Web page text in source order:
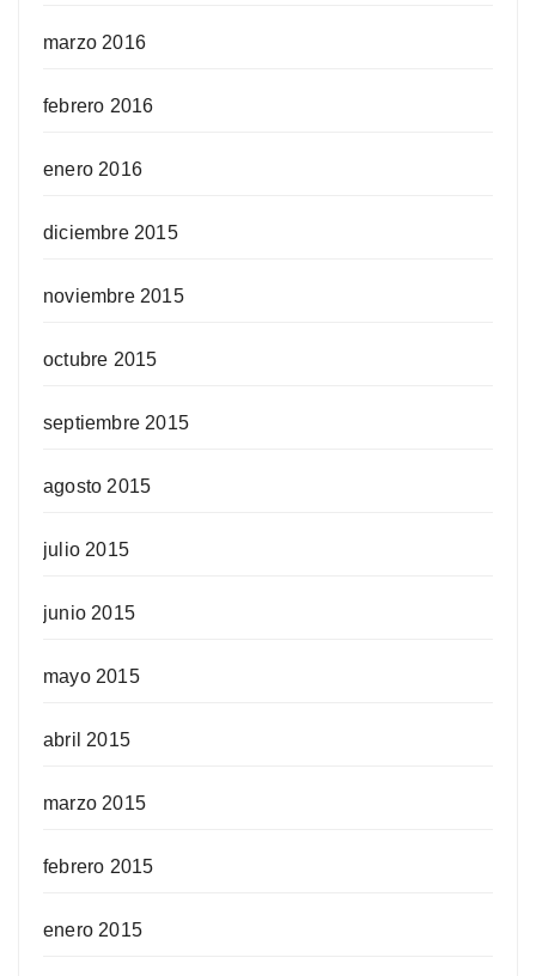
marzo 2016
febrero 2016
enero 2016
diciembre 2015
noviembre 2015
octubre 2015
septiembre 2015
agosto 2015
julio 2015
junio 2015
mayo 2015
abril 2015
marzo 2015
febrero 2015
enero 2015